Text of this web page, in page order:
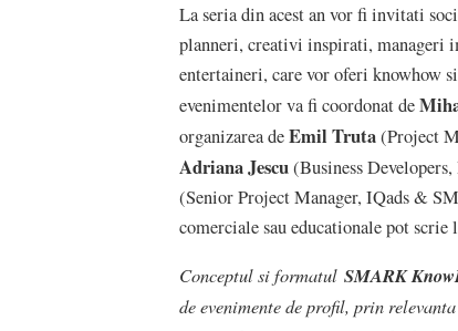
La seria din acest an vor fi invitati
planneri, creativi inspirati, manageri
entertaineri, care vor oferi knowhow
evenimentelor va fi coordonat de
organizarea deEmil Truta(Project
Adriana Jescu(Business
(Senior Project Manager, IQads &
comerciale sau educationale pot scrie
Conceptul si formatul SMARK
de evenimente de profil, prin